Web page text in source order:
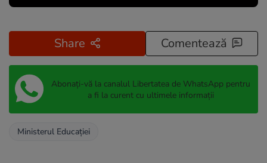
Share Comentează
Abonați-vă la canalul Libertatea de WhatsApp pentru
a fi la curent cu ultimele informații
Ministerul Educaţiei